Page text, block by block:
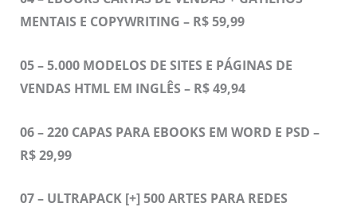
MENTAIS E COPYWRITING – R$ 59,99
05 – 5.000 MODELOS DE SITES E PÁGINAS DE
VENDAS HTML EM INGLÊS – R$ 49,94
06 – 220 CAPAS PARA EBOOKS EM WORD E PSD –
R$ 29,99
07 – ULTRAPACK [+] 500 ARTES PARA REDES